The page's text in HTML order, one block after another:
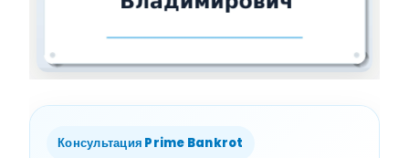
Консультация Prime Bankrot